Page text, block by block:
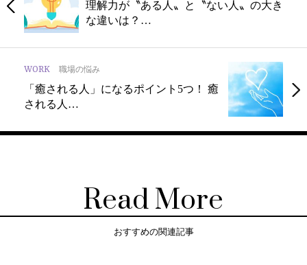
理解力が〝ある人〟と〝ない人〟の大き
な違いは？…
WORK 職場の悩み
「癒される人」になるポイント5つ！ 癒
される人…
Read More
おすすめの関連記事